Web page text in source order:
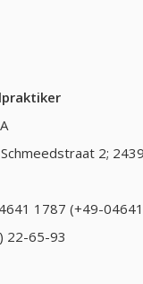
Schmeedstraat 2;
1787 (+49-
22-65-93